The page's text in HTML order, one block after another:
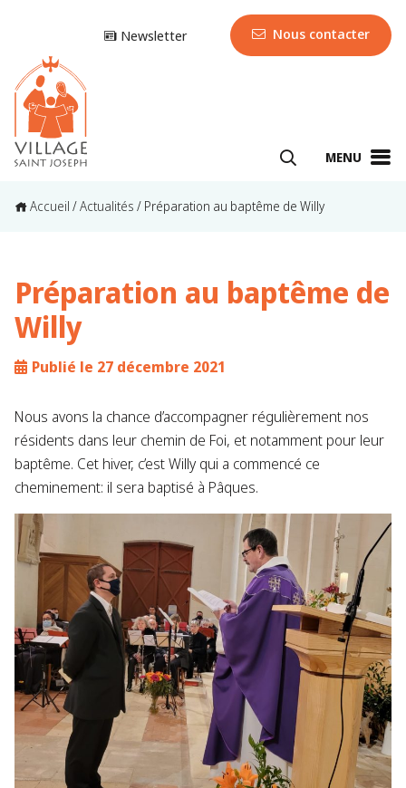
Newsletter Nous contacter
MENU
Accueil /Actualités / Préparation au baptême de Willy
Préparation au baptême de
Willy
Publié le 27 décembre 2021
Nous avons la chance d’accompagner régulièrement nos
résidents dans leur chemin de Foi, et notamment pour leur
baptême. Cet hiver, c’est Willy qui a commencé ce
cheminement: il sera baptisé à Pâques.